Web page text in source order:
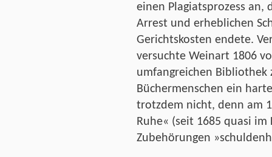
einen Plagiatsprozess an,
Arrest und erheblichen
Gerichtskosten endete.
versuchte Weinart 1806
umfangreichen Bibliothek
Büchermenschen ein
trotzdem nicht, denn am
Ruhe« (seit 1685 quasi
Zubehörungen